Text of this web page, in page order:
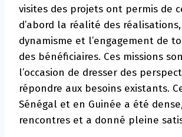
visites des projets ont permis de
d’abord la réalité des
dynamisme et l’engagement de
des bénéficiaires. Ces missions
l’occasion de dresser des
répondre aux besoins existants.
Sénégal et en Guinée a été
rencontres et a donné pleine